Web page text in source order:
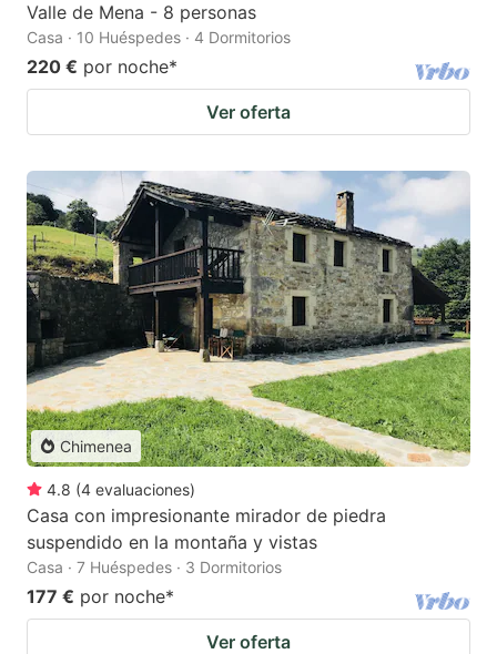
Valle de Mena - 8 personas
Casa · 10 Huéspedes · 4 Dormitorios
220 € por noche*
Ver oferta
Chimenea
4.8 (4 evaluaciones)
Casa con impresionante mirador de piedra
suspendido en la montaña y vistas
Casa · 7 Huéspedes · 3 Dormitorios
177 € por noche*
Ver oferta